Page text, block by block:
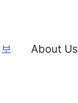
About Us